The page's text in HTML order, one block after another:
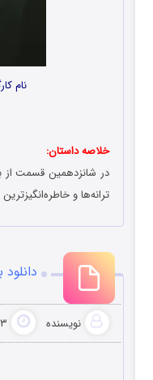
نام
خلاصه داستان:
در شانزدهمین قسمت از
ترانه‌ها و
نویسنده ۱۳